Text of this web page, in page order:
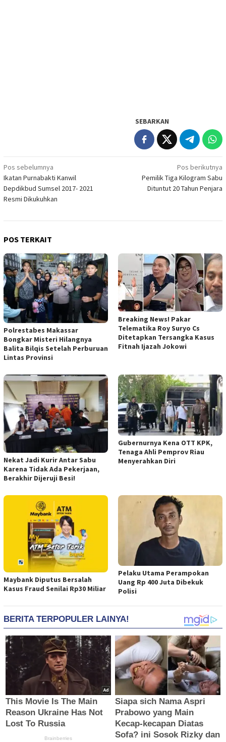
SEBARKAN
Navigasi
pos
Pos sebelumnya
Ikatan Purnabakti Kanwil
Depdikbud Sumsel 2017- 2021
Resmi Dikukuhkan
Pos berikutnya
Pemilik Tiga Kilogram Sabu
Dituntut 20 Tahun Penjara
POS TERKAIT
Polrestabes Makassar
Bongkar Misteri Hilangnya
Balita Bilqis Setelah Perburuan
Lintas Provinsi
Breaking News! Pakar
Telematika Roy Suryo Cs
Ditetapkan Tersangka Kasus
Fitnah Ijazah Jokowi
Nekat Jadi Kurir Antar Sabu
Karena Tidak Ada Pekerjaan,
Berakhir Dijeruji Besi!
Gubernurnya Kena OTT KPK,
Tenaga Ahli Pemprov Riau
Menyerahkan Diri
Maybank Diputus Bersalah
Kasus Fraud Senilai Rp30 Miliar
Pelaku Utama Perampokan
Uang Rp 400 Juta Dibekuk
Polisi